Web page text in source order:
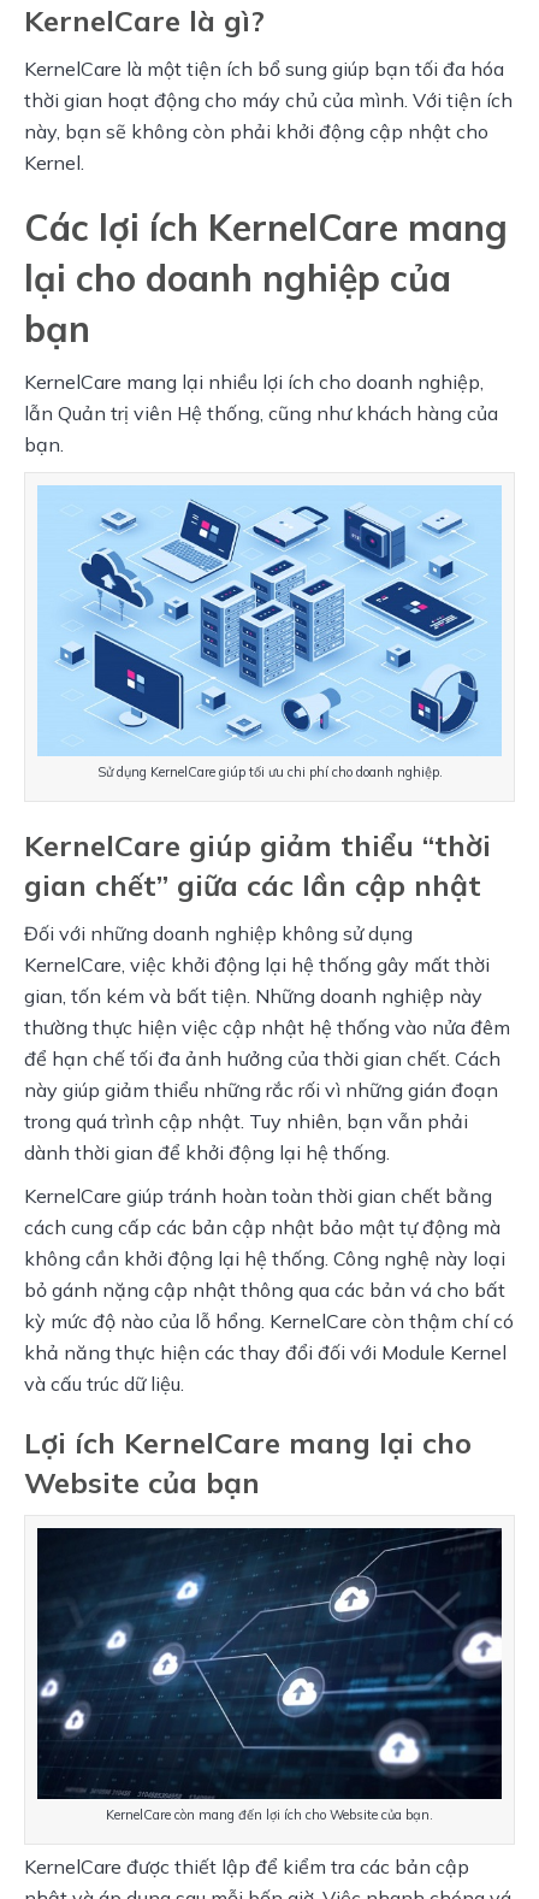
KernelCare là gì?
KernelCare là một tiện ích bổ sung giúp bạn tối đa hóa
thời gian hoạt động cho máy chủ của mình. Với tiện ích
này, bạn sẽ không còn phải khởi động cập nhật cho
Kernel.
Các lợi ích KernelCare mang
lại cho doanh nghiệp của
bạn
KernelCare mang lại nhiều lợi ích cho doanh nghiệp,
lẫn Quản trị viên Hệ thống, cũng như khách hàng của
bạn.
Sử dụng KernelCare giúp tối ưu chi phí cho doanh nghiệp.
KernelCare giúp giảm thiểu “thời
gian chết” giữa các lần cập nhật
Đối với những doanh nghiệp không sử dụng
KernelCare, việc khởi động lại hệ thống gây mất thời
gian, tốn kém và bất tiện. Những doanh nghiệp này
thường thực hiện việc cập nhật hệ thống vào nửa đêm
để hạn chế tối đa ảnh hưởng của thời gian chết. Cách
này giúp giảm thiểu những rắc rối vì những gián đoạn
trong quá trình cập nhật. Tuy nhiên, bạn vẫn phải
dành thời gian để khởi động lại hệ thống.
KernelCare giúp tránh hoàn toàn thời gian chết bằng
cách cung cấp các bản cập nhật bảo mật tự động mà
không cần khởi động lại hệ thống. Công nghệ này loại
bỏ gánh nặng cập nhật thông qua các bản vá cho bất
kỳ mức độ nào của lỗ hổng. KernelCare còn thậm chí có
khả năng thực hiện các thay đổi đối với Module Kernel
và cấu trúc dữ liệu.
Lợi ích KernelCare mang lại cho
Website của bạn
KernelCare còn mang đến lợi ích cho Website của bạn.
KernelCare được thiết lập để kiểm tra các bản cập